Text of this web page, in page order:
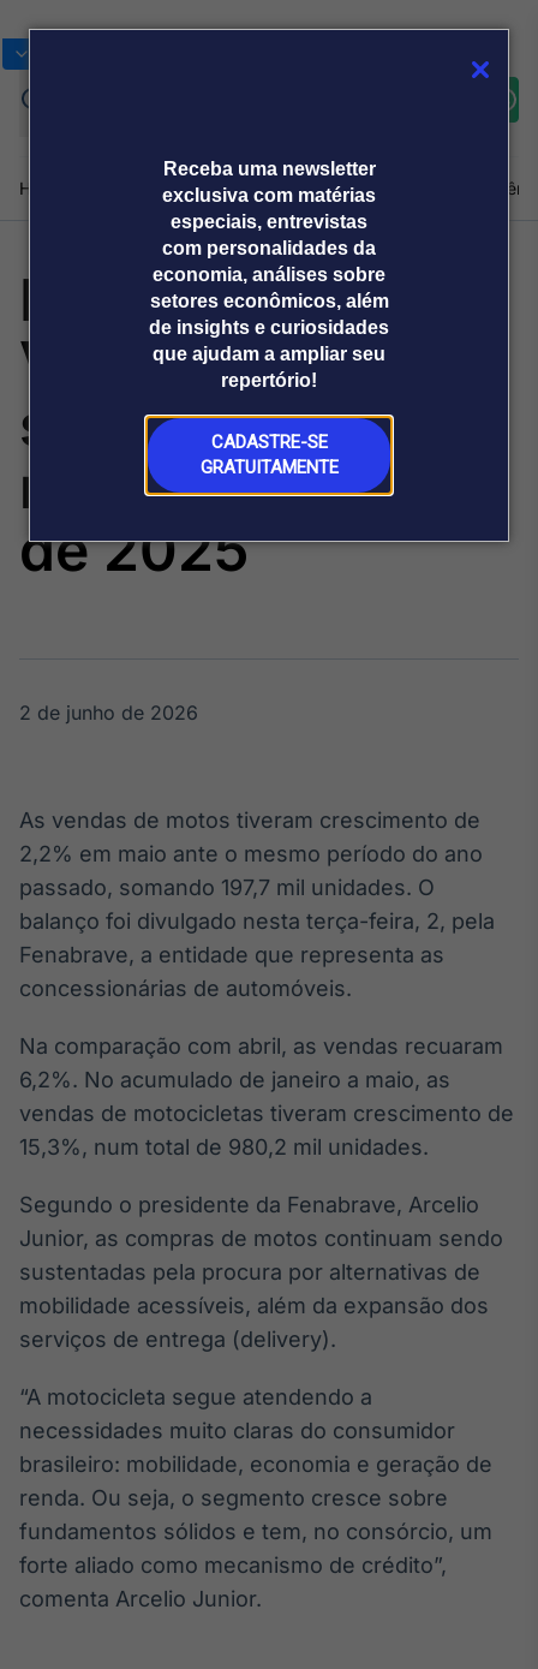
Receba uma newsletter
exclusiva com matérias
especiais, entrevistas
com personalidades da
economia, análises sobre
setores econômicos, além
de insights e curiosidades
que ajudam a ampliar seu
repertório!
CADASTRE-SE
GRATUITAMENTE
Home Produtos e soluçõesNotíciasBlogWeekend
Plataformas
Broadcast
Broadcast+
O mercado
financeiro em
tempo real
Broadcast
tempo real
Broadcast
Energia
O setor de
energia elétrica
no Brasil
Broadcast
White Label
Plataforma para
conteúdos
Soluções de Dados
e Conteúdos
Broadcast
OTC
Plataforma para
negociação de
Datafeed
APIs para
integração de
dados
Sobre nós Releases Broadcast
Prêmio Broadcast
Analistas
Prêmio Broadcast
Empresas
Agências de
comunicação
Releases
Fenabrave:
Vendas de motos
sobem 2,2% em
maio ante maio
de 2025
2 de junho de 2026
As vendas de motos tiveram crescimento de
2,2% em maio ante o mesmo período do ano
passado, somando 197,7 mil unidades. O
balanço foi divulgado nesta terça-feira, 2, pela
Fenabrave, a entidade que representa as
concessionárias de automóveis.
Na comparação com abril, as vendas recuaram
6,2%. No acumulado de janeiro a maio, as
vendas de motocicletas tiveram crescimento de
15,3%, num total de 980,2 mil unidades.
Segundo o presidente da Fenabrave, Arcelio
Junior, as compras de motos continuam sendo
sustentadas pela procura por alternativas de
mobilidade acessíveis, além da expansão dos
serviços de entrega (delivery).
“A motocicleta segue atendendo a
necessidades muito claras do consumidor
brasileiro: mobilidade, economia e geração de
renda. Ou seja, o segmento cresce sobre
fundamentos sólidos e tem, no consórcio, um
forte aliado como mecanismo de crédito”,
comenta Arcelio Junior.